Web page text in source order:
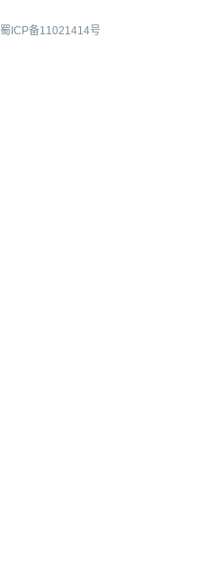
蜀ICP备11021414号